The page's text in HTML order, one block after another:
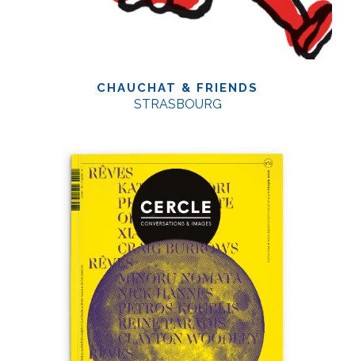
CHAUCHAT & FRIENDS
STRASBOURG